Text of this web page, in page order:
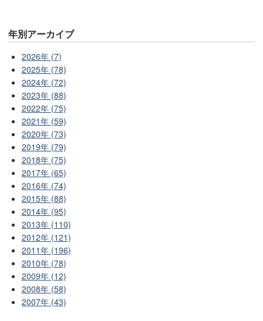
年別アーカイブ
2026年 (7)
2025年 (78)
2024年 (72)
2023年 (88)
2022年 (75)
2021年 (59)
2020年 (73)
2019年 (79)
2018年 (75)
2017年 (65)
2016年 (74)
2015年 (88)
2014年 (95)
2013年 (110)
2012年 (121)
2011年 (196)
2010年 (78)
2009年 (12)
2008年 (58)
2007年 (43)